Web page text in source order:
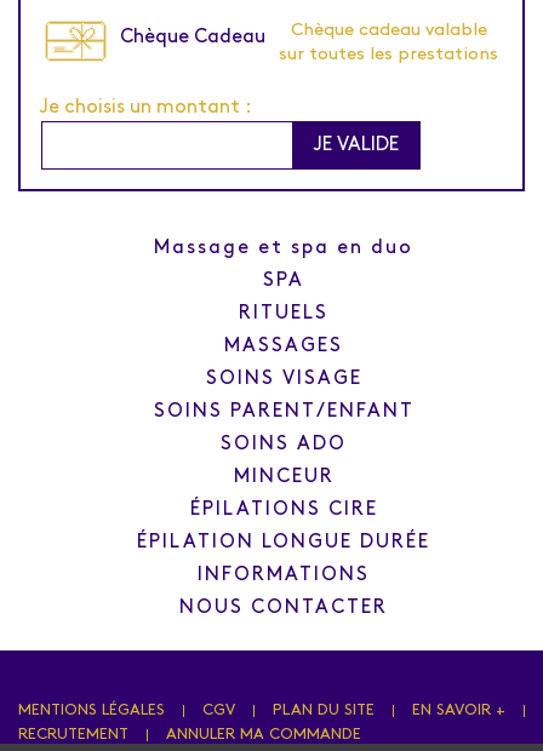
Chèque Cadeau
Chèque cadeau valable
sur toutes les prestations
Je choisis un montant :
JE VALIDE
Massage et spa en duo
SPA
RITUELS
MASSAGES
SOINS VISAGE
SOINS PARENT/ENFANT
SOINS ADO
MINCEUR
ÉPILATIONS CIRE
ÉPILATION LONGUE DURÉE
INFORMATIONS
NOUS CONTACTER
MENTIONS LÉGALES CGV PLAN DU SITE
EN SAVOIR +
RECRUTEMENT
ANNULER MA COMMANDE